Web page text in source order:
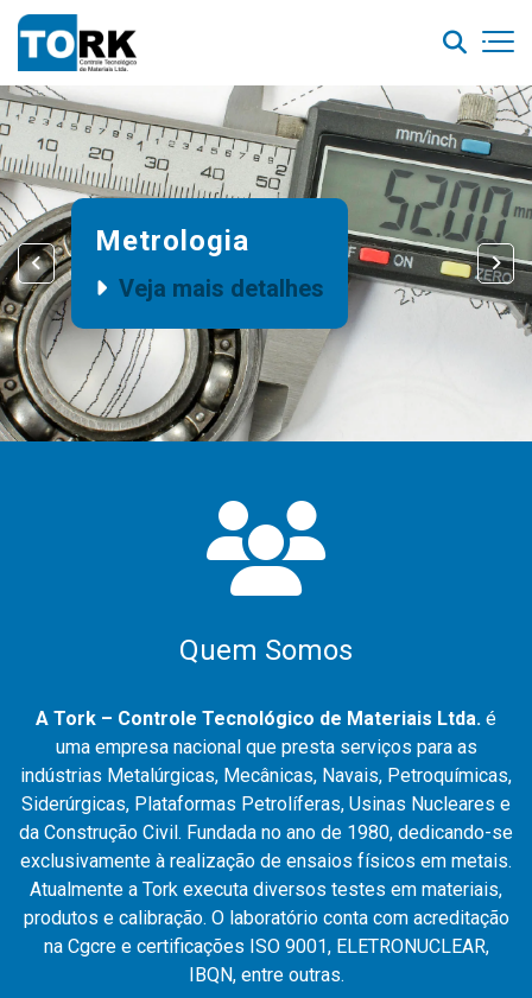
Metrologia
Veja mais detalhes
Quem Somos
A Tork – Controle Tecnológico de Materiais Ltda. é
uma empresa nacional que presta serviços para as
indústrias Metalúrgicas, Mecânicas, Navais, Petroquímicas,
Siderúrgicas, Plataformas Petrolíferas, Usinas Nucleares e
da Construção Civil. Fundada no ano de 1980, dedicando-se
exclusivamente à realização de ensaios físicos em metais.
Atualmente a Tork executa diversos testes em materiais,
produtos e calibração. O laboratório conta com acreditação
na Cgcre e certificações ISO 9001, ELETRONUCLEAR,
IBQN, entre outras.